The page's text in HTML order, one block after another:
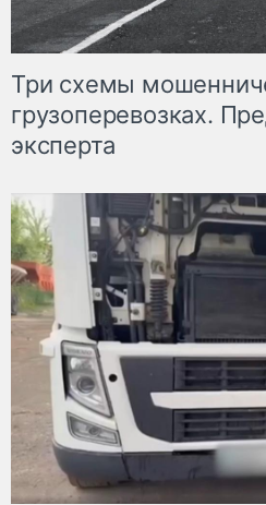
Три схемы
грузоперевозках.
эксперта